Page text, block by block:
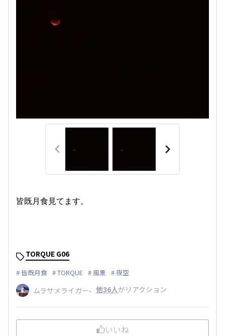
皆既月食見てます。
TORQUE G06
皆既月食 TORQUE 風景 夜空
ムラサメライガー、 他36人がリアクション
いいね